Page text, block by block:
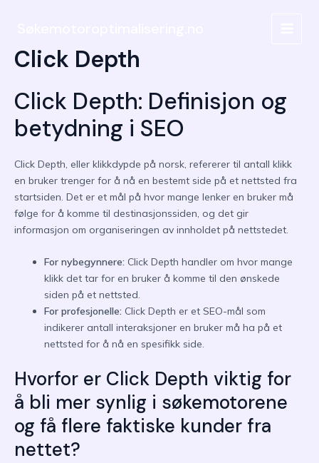
innholdet
Click Depth
Click Depth: Definisjon og
betydning i SEO
Click Depth, eller klikkdypde på norsk, refererer til antall klikk
en bruker trenger for å nå en bestemt side på et nettsted fra
startsiden. Det er et mål på hvor mange lenker en bruker må
følge for å komme til destinasjonssiden, og det gir
informasjon om organiseringen av innholdet på nettstedet.
For nybegynnere: Click Depth handler om hvor mange
klikk det tar for en bruker å komme til den ønskede
siden på et nettsted.
For profesjonelle: Click Depth er et SEO-mål som
indikerer antall interaksjoner en bruker må ha på et
nettsted for å nå en spesifikk side.
Hvorfor er Click Depth viktig for
å bli mer synlig i søkemotorene
og få flere faktiske kunder fra
nettet?